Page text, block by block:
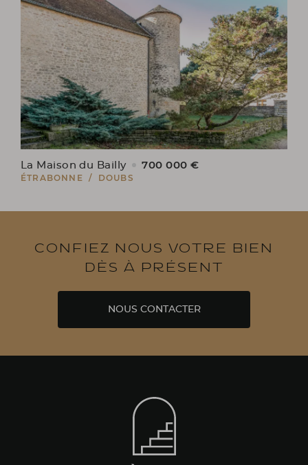
La Maison du Bailly 700 000 €
ÉTRABONNE / DOUBS
Confiez nous votre bien
dès à présent
NOUS CONTACTER